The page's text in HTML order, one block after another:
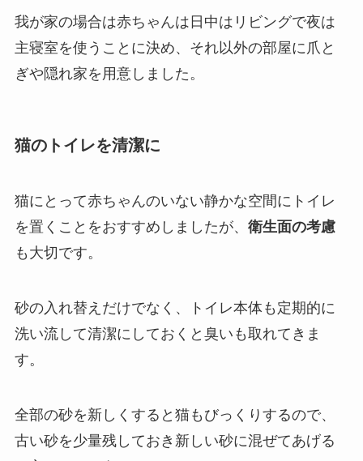
我が家の場合は赤ちゃんは日中はリビングで夜は
主寝室を使うことに決め、それ以外の部屋に爪と
ぎや隠れ家を用意しました。
猫のトイレを清潔に
猫にとって赤ちゃんのいない静かな空間にトイレ
を置くことをおすすめしましたが、 衛生面の考慮
も大切です。
砂の入れ替えだけでなく、トイレ本体も定期的に
洗い流して清潔にしておくと臭いも取れてきま
す。
全部の砂を新しくすると猫もびっくりするので、
古い砂を少量残しておき新しい砂に混ぜてあげる